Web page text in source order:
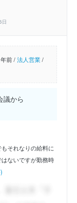
日
前 / 法人営業/
議から
それなりの給料に
ないですが勤務時